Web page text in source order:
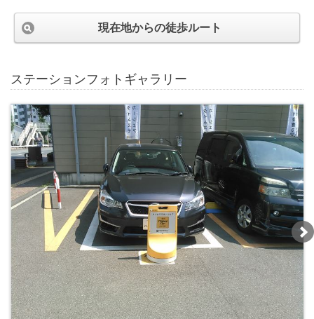
現在地からの徒歩ルート
ステーションフォトギャラリー